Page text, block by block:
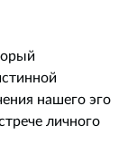
нашего эго
личного